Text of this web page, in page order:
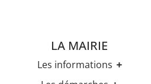
LA MAIRIE
Les informations
Les horaires